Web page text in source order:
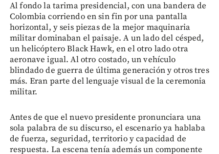
Al fondo la tarima presidencial, con una bandera de
Colombia corriendo en sin fin por una pantalla
horizontal, y seis piezas de la mejor maquinaria
militar dominaban el paisaje. A un lado del césped,
un helicóptero Black Hawk, en el otro lado otra
aeronave igual. Al otro costado, un vehículo
blindado de guerra de última generación y otros tres
más. Eran parte del lenguaje visual de la ceremonia
militar.
Antes de que el nuevo presidente pronunciara una
sola palabra de su discurso, el escenario ya hablaba
de fuerza, seguridad, territorio y capacidad de
respuesta. La escena tenía además un componente